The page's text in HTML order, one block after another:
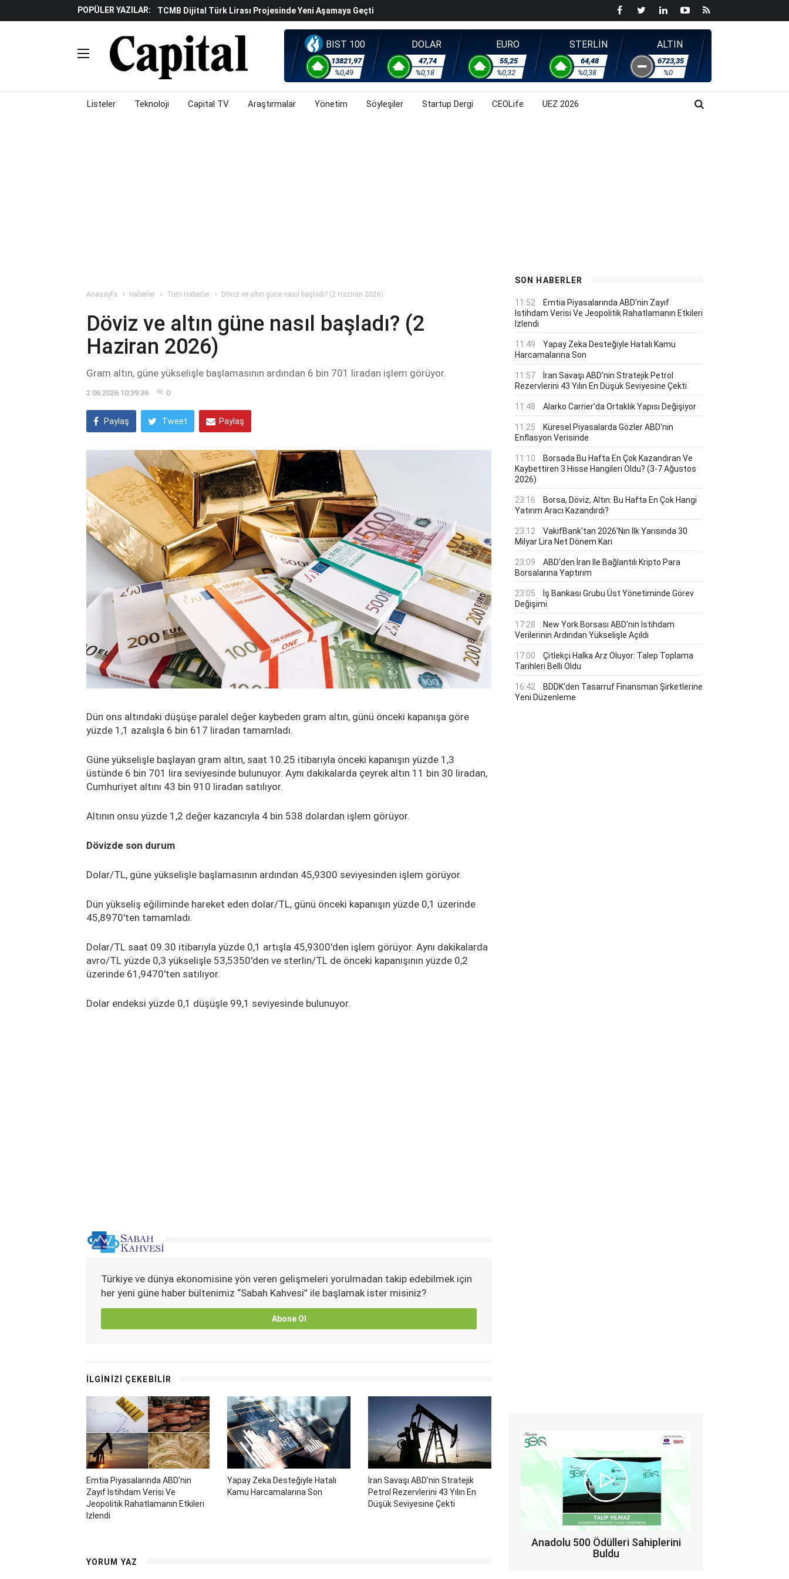
POPÜLER YAZILAR:
TCMB Dijital Türk Lirası Projesinde Yeni Aşamaya Geçti
Küresel Piyasalarda "yüksek Değerleme" Endişeleri Orta Doğu Iyimserliklerini
Gölgeliyor
Fed Ve ABD Verileri Emtia Piyasalarında Oynaklığı Artırdı
Çalışma Alanları Konser Sahnesine Dönüşüyor
Piyasalarda Gün Ortası: Borsa, Döviz Ve Altında Son Durum Ne? (3 Ağustos 2026)
BIST 100
13821,97
%0,49
DOLAR
47,74
%0,18
EURO
55,25
%0,32
STERLİN
64,48
%0,38
ALTIN
6723,35
%0
Listeler Teknoloji Capital TV Araştırmalar Yönetim Söyleşiler Startup Dergi CEOLife UEZ 2026
Anasayfa Haberler Tüm Haberler Döviz ve altın güne nasıl başladı? (2 Haziran 2026)
Döviz ve altın güne nasıl başladı? (2
Haziran 2026)
Gram altın, güne yükselişle başlamasının ardından 6 bin 701 liradan işlem görüyor.
2.06.2026 10:39:36 0
Paylaş Tweet Paylaş
Dün ons altındaki düşüşe paralel değer kaybeden gram altın, günü önceki kapanışa göre
yüzde 1,1 azalışla 6 bin 617 liradan tamamladı.
Güne yükselişle başlayan gram altın, saat 10.25 itibarıyla önceki kapanışın yüzde 1,3
üstünde 6 bin 701 lira seviyesinde bulunuyor. Aynı dakikalarda çeyrek altın 11 bin 30 liradan,
Cumhuriyet altını 43 bin 910 liradan satılıyor.
Altının onsu yüzde 1,2 değer kazancıyla 4 bin 538 dolardan işlem görüyor.
Dövizde son durum
Dolar/TL, güne yükselişle başlamasının ardından 45,9300 seviyesinden işlem görüyor.
Dün yükseliş eğiliminde hareket eden dolar/TL, günü önceki kapanışın yüzde 0,1 üzerinde
45,8970'ten tamamladı.
Dolar/TL saat 09.30 itibarıyla yüzde 0,1 artışla 45,9300'den işlem görüyor. Aynı dakikalarda
avro/TL yüzde 0,3 yükselişle 53,5350'den ve sterlin/TL de önceki kapanışının yüzde 0,2
üzerinde 61,9470'ten satılıyor.
Dolar endeksi yüzde 0,1 düşüşle 99,1 seviyesinde bulunuyor.
Türkiye ve dünya ekonomisine yön veren gelişmeleri yorulmadan takip edebilmek için
her yeni güne haber bültenimiz “Sabah Kahvesi” ile başlamak ister misiniz?
Abone Ol
İLGİNİZİ ÇEKEBİLİR
Emtia Piyasalarında ABD'nin
Zayıf Istihdam Verisi Ve
Jeopolitik Rahatlamanın Etkileri
Izlendi
Yapay Zeka Desteğiyle Hatalı
Kamu Harcamalarına Son
İran Savaşı ABD'nin Stratejik
Petrol Rezervlerini 43 Yılın En
Düşük Seviyesine Çekti
YORUM YAZ
SON HABERLER
11:52
Emtia Piyasalarında ABD'nin Zayıf
Istihdam Verisi Ve Jeopolitik Rahatlamanın Etkileri
Izlendi
11:49
Yapay Zeka Desteğiyle Hatalı Kamu
Harcamalarına Son
11:57
İran Savaşı ABD'nin Stratejik Petrol
Rezervlerini 43 Yılın En Düşük Seviyesine Çekti
11:48 Alarko Carrier'da Ortaklık Yapısı Değişiyor
11:25
Küresel Piyasalarda Gözler ABD'nin
Enflasyon Verisinde
11:10
Borsada Bu Hafta En Çok Kazandıran Ve
Kaybettiren 3 Hisse Hangileri Oldu? (3-7 Ağustos
2026)
23:16
Borsa, Döviz, Altın: Bu Hafta En Çok Hangi
Yatırım Aracı Kazandırdı?
23:12
VakıfBank'tan 2026'nın Ilk Yarısında 30
Milyar Lira Net Dönem Karı
23:09
ABD'den İran Ile Bağlantılı Kripto Para
Borsalarına Yaptırım
23:05
İş Bankası Grubu Üst Yönetiminde Görev
Değişimi
17:28
New York Borsası ABD'nin Istihdam
Verilerinin Ardından Yükselişle Açıldı
17:00
Çitlekçi Halka Arz Oluyor: Talep Toplama
Tarihleri Belli Oldu
16:42
BDDK'den Tasarruf Finansman Şirketlerine
Yeni Düzenleme
Anadolu 500 Ödülleri Sahiplerini
Buldu